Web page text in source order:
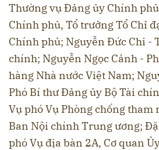
Thường vụ Đảng ủy Chính
Chính phủ, Tổ trưởng Tổ Chỉ
Chính phủ; Nguyễn Đức Chi -
chính; Nguyễn Ngọc Cảnh -
hàng Nhà nước Việt Nam;
Phó Bí thư Đảng ủy Bộ Tài
Vụ phó Vụ Phòng chống tham
Ban Nội chính Trung ương;
phó Vụ địa bàn 2A, Cơ quan